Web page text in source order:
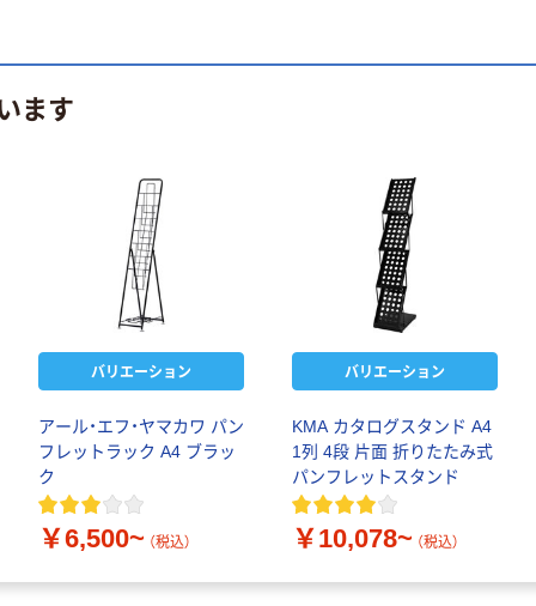
ます
バリエーション
アール・エフ・ヤマカワ パン
フレットラック A4 ブラッ
ク
￥6,500~ （税込）
バリエーション
KMA カタログスタンド A4
1列 4段 片面 折りたたみ式
パンフレットスタンド
￥10,078~ （税込）